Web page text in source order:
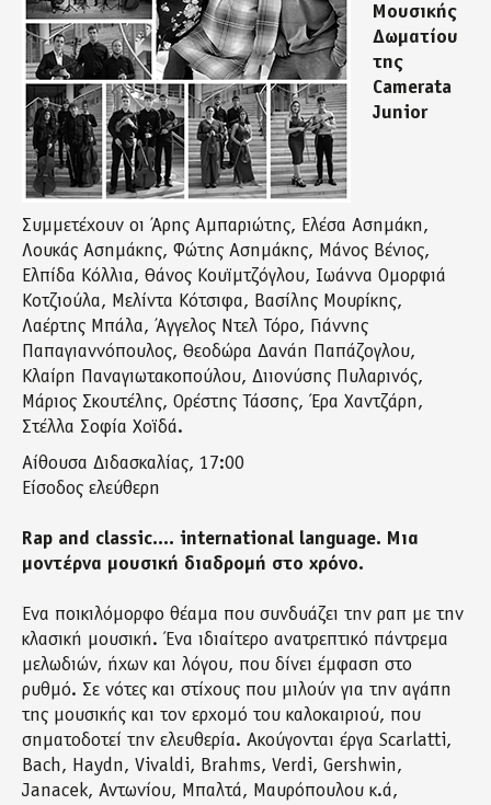
Μουσικής
Δωματίου
της
Camerata
Junior
Συμμετέχουν οι Άρης Αμπαριώτης, Ελέσα Ασημάκη,
Λουκάς Ασημάκης, Φώτης Ασημάκης, Μάνος Βένιος,
Ελπίδα Κόλλια, Θάνος Κουϊμτζόγλου, Ιωάννα Ομορφιά
Κοτζιούλα, Μελίντα Κότσιφα, Βασίλης Μουρίκης,
Λαέρτης Μπάλα, Άγγελος Ντελ Τόρο, Γιάννης
Παπαγιαννόπουλος, Θεοδώρα Δανάη Παπάζογλου,
Κλαίρη Παναγιωτακοπούλου, Διιονύσης Πυλαρινός,
Μάριος Σκουτέλης, Ορέστης Τάσσης, Έρα Χαντζάρη,
Στέλλα Σοφία Χοϊδά.
Αίθουσα Διδασκαλίας, 17:00
Είσοδος ελεύθερη
Rap and classic.... international language. Μια
μοντέρνα μουσική διαδρομή στο χρόνο.
Ένα ποικιλόμορφο θέαμα που συνδυάζει την ραπ με την
κλασική μουσική. Ένα ιδιαίτερο ανατρεπτικό πάντρεμα
μελωδιών, ήχων και λόγου, που δίνει έμφαση στο
ρυθμό. Σε νότες και στίχους που μιλούν για την αγάπη
της μουσικής και τον ερχομό του καλοκαιριού, που
σηματοδοτεί την ελευθερία. Ακούγονται έργα Scarlatti,
Bach, Haydn, Vivaldi, Brahms, Verdi, Gershwin,
Janacek, Αντωνίου, Μπαλτά, Μαυρόπουλου κ.ά,